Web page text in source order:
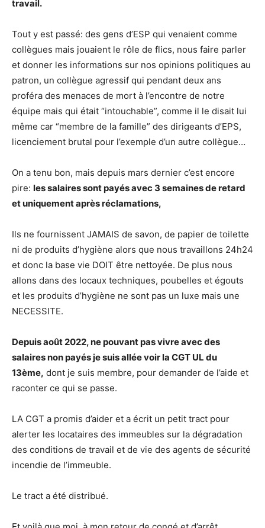
travail.
Tout y est passé: des gens d’ESP qui venaient comme
collègues mais jouaient le rôle de flics, nous faire parler
et donner les informations sur nos opinions politiques au
patron, un collègue agressif qui pendant deux ans
proféra des menaces de mort à l’encontre de notre
équipe mais qui était “intouchable”, comme il le disait lui
même car “membre de la famille” des dirigeants d’EPS,
licenciement brutal pour l’exemple d’un autre collègue…
On a tenu bon, mais depuis mars dernier c’est encore
pire: les salaires sont payés avec 3 semaines de retard
et uniquement après réclamations,
Ils ne fournissent JAMAIS de savon, de papier de toilette
ni de produits d’hygiène alors que nous travaillons 24h24
et donc la base vie DOIT être nettoyée. De plus nous
allons dans des locaux techniques, poubelles et égouts
et les produits d’hygiène ne sont pas un luxe mais une
NECESSITE.
Depuis août 2022, ne pouvant pas vivre avec des
salaires non payés je suis allée voir la CGT UL du
13ème, dont je suis membre, pour demander de l’aide et
raconter ce qui se passe.
LA CGT a promis d’aider et a écrit un petit tract pour
alerter les locataires des immeubles sur la dégradation
des conditions de travail et de vie des agents de sécurité
incendie de l’immeuble.
Le tract a été distribué.